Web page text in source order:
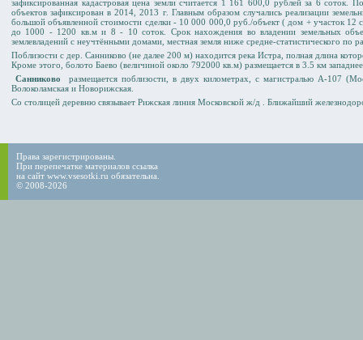
зафиксированная кадастровая цена земли считается 1 161 600,0 рублей за 6
объектов зафиксирован в 2014, 2013 г. Главным образом случались реализации
большой объявленной стоимости сделки - 10 000 000,0 руб./объект ( дом + участок 12
до 1000 - 1200 кв.м и 8 - 10 соток. Срок нахождения во владении земельных
землевладений c неучтёнными домами, местная земля ниже средне-статистического по
Поблизости с дер. Санниково (не далее 200 м) находится река Истра, полная длина
Кроме этого, болото Баево (величиной около 792000 кв.м) размещается в 3.5 км
Санниково
размещается поблизости, в двух километрах, с магистралью A-107
Волоколамская и Новорижская.
Со столицей деревню связывает Рижская линия Московской ж/д . Ближайший
Права зарегистрированы.
При перепечатке материалов ссылка
на сайт www.vsesotki.ru обязательна.
© 2008-2026